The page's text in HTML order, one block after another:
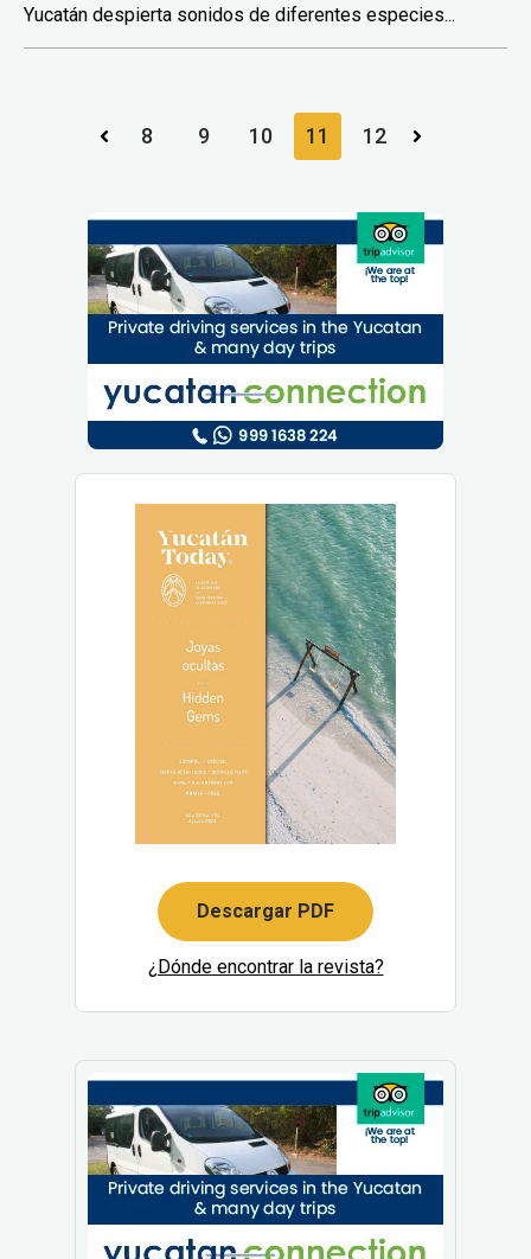
Yucatán despierta sonidos de diferentes especies...
8 9 10 11 12
Descargar PDF
¿Dónde encontrar la revista?